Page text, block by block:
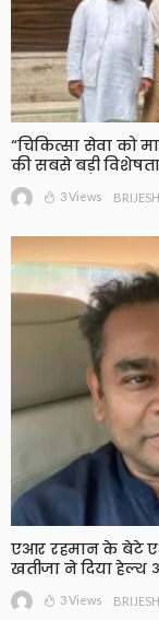
“चिकित्सा सेवा को
की सबसे बड़ी
3 Views
एआर रहमान के बेटे
खतीजा ने दिया हेल्थ
3 Views